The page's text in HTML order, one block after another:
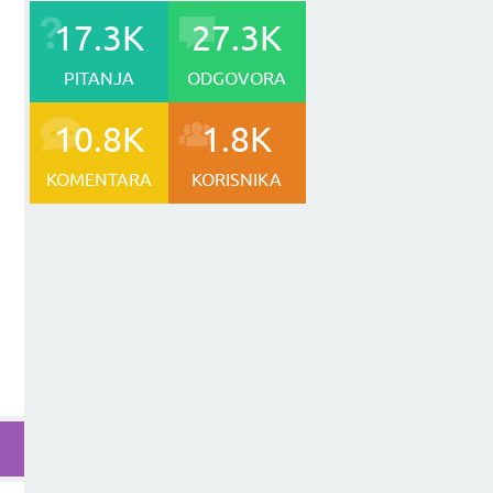
17.3K
PITANJA
27.3K
ODGOVORA
10.8K
KOMENTARA
1.8K
KORISNIKA